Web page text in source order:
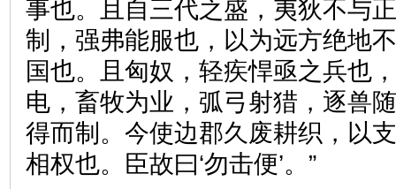
事也。且自三代之盛，夷狄不与
制，强弗能服也，以为远方绝地
国也。且匈奴，轻疾悍亟之兵也
电，畜牧为业，弧弓射猎，逐兽
得而制。今使边郡久废耕织，以
相权也。臣故曰‘勿击便’。”